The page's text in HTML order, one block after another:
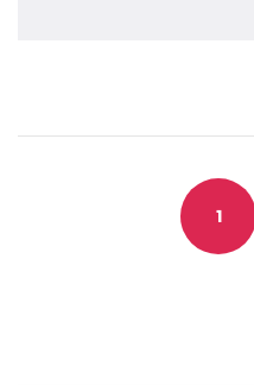
navigation
1